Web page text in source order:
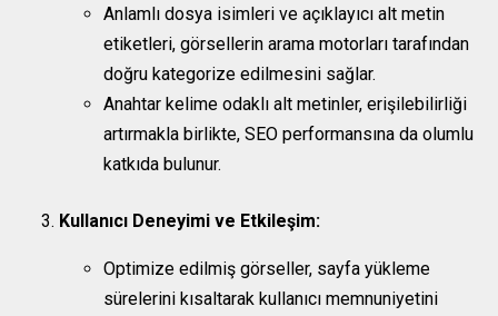
Anlamlı dosya isimleri ve açıklayıcı alt metin
etiketleri, görsellerin arama motorları tarafından
doğru kategorize edilmesini sağlar.
Anahtar kelime odaklı alt metinler, erişilebilirliği
artırmakla birlikte, SEO performansına da olumlu
katkıda bulunur.
Kullanıcı Deneyimi ve Etkileşim:
Optimize edilmiş görseller, sayfa yükleme
sürelerini kısaltarak kullanıcı memnuniyetini